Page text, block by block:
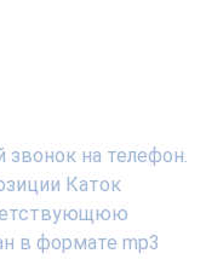
на телефон.
Каток
в формате mp3